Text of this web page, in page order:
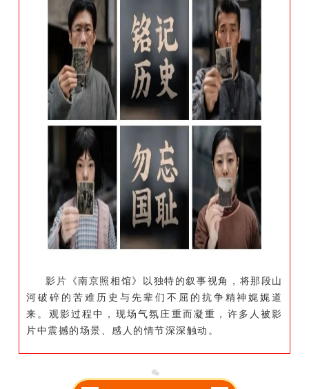
影片《南京照相馆》以独特的叙事视角，将那段山
河破碎的苦难历史与先辈们不屈的抗争精神娓娓道
来。观影过程中，现场气氛庄重而凝重，许多人被影
片中震撼的场景、感人的情节深深触动。